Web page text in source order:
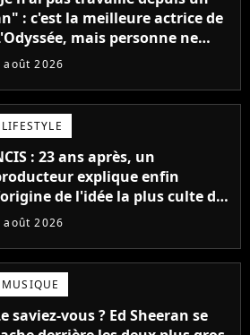
: c'est la meilleure actrice de
mais personne ne
lui donner de rôle au
août 2026
LIFESTYLE
: 23 ans après, un
explique enfin
de l'idée la plus culte de
série (et on ne parle pas du
août 2026
MUSIQUE
saviez-vous ? Ed Sheeran se